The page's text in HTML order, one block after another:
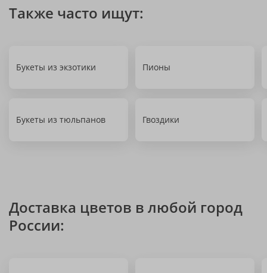
Также часто ищут:
Букеты из экзотики Пионы
Букеты из тюльпанов Гвоздики
Доставка цветов в любой город
России: